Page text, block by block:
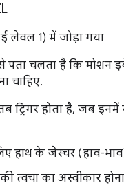
लेवल 1) में जोड़ा गया
पता चलता है कि मोशन
चाहिए.
ट्रिगर होता है, जब
हाथ के जेस्चर (हाव-
त्वचा का अस्वीकार होना